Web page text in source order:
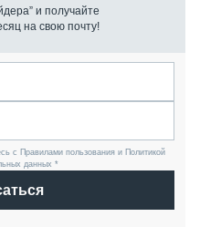
и получайте
на свою почту!
с Правилами пользования и Политикой
данных *